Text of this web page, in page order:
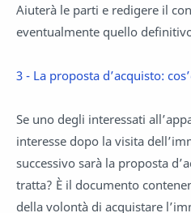
Aiuterà le parti e redigere il
eventualmente quello
3 - La proposta d’acquisto:
Se uno degli interessati
interesse dopo la visita
successivo sarà la proposta
tratta? È il documento
della volontà di acquistare